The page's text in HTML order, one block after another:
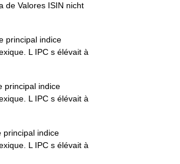
de Valores ISIN nicht
principal indice
L IPC s élévait à
principal indice
L IPC s élévait à
principal indice
L IPC s élévait à